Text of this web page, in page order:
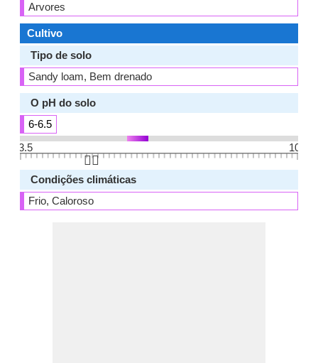
Arvores
Cultivo
Tipo de solo
Sandy loam, Bem drenado
O pH do solo
6-6.5
3.5
10
👆🏻
Condições climáticas
Frio, Caloroso